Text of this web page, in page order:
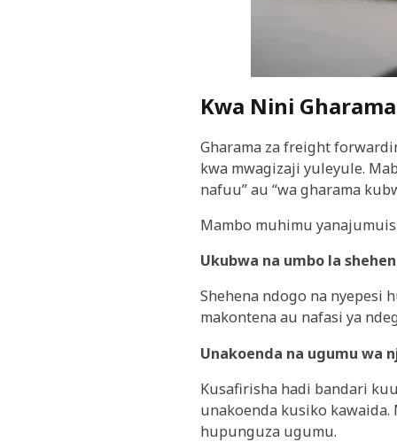
Kwa Nini
Gharama za freight
kwa mwagizaji yuleyule.
nafuu” au “wa gharama
Mambo muhimu
Ukubwa na umbo la
Shehena ndogo na nyepesi
makontena au nafasi ya
Unakoenda na ugumu wa
Kusafirisha hadi bandari
unakoenda kusiko kawaida.
hupunguza ugumu.